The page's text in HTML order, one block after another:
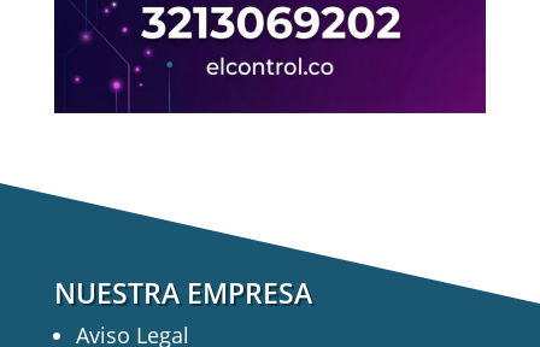
NUESTRA EMPRESA
Aviso Legal